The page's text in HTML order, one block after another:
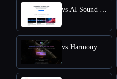
vs AI Sound Effects Generator
vs HarmonySnippetsAI